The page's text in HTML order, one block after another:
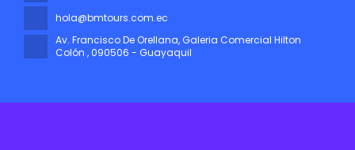
hola@bmtours.com.ec
Av. Francisco De Orellana, Galeria Comercial Hilton
Colón , 090506 - Guayaquil